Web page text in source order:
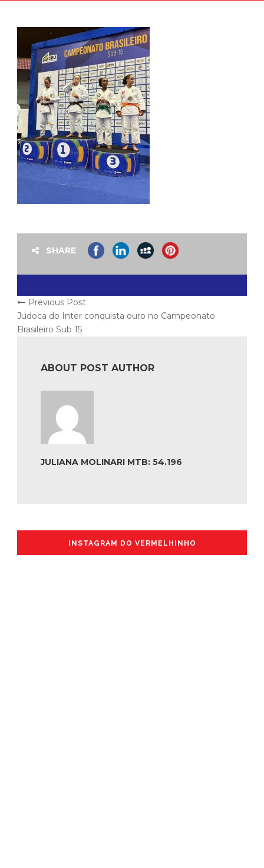
SHARE
Previous Post
Judoca do Inter conquista ouro no Campeonato
Brasileiro Sub 15
ABOUT POST AUTHOR
JULIANA MOLINARI MTB: 54.196
INSTAGRAM DO VERMELHINHO